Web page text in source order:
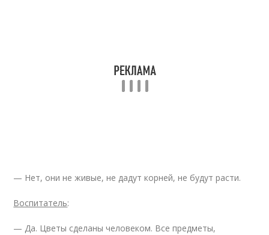
— Нет, они не живые, не дадут корней, не будут расти.
Воспитатель:
— Да. Цветы сделаны человеком. Все предметы,